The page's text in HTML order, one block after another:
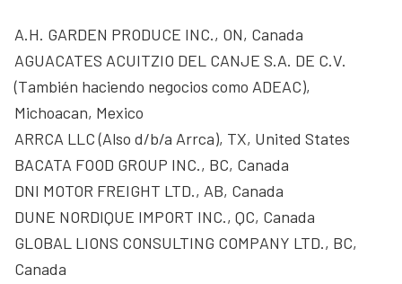
A.H. GARDEN PRODUCE INC., ON, Canada
AGUACATES ACUITZIO DEL CANJE S.A. DE C.V.
(También haciendo negocios como ADEAC),
Michoacan, Mexico
ARRCA LLC (Also d/b/a Arrca), TX, United States
BACATA FOOD GROUP INC., BC, Canada
DNI MOTOR FREIGHT LTD., AB, Canada
DUNE NORDIQUE IMPORT INC., QC, Canada
GLOBAL LIONS CONSULTING COMPANY LTD., BC,
Canada